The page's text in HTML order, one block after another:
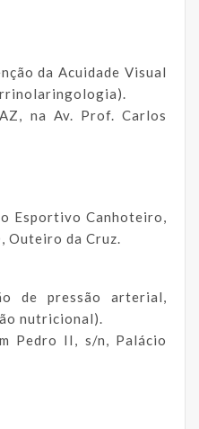
da Acuidade Visual
na Av. Prof. Carlos
Esportivo Canhoteiro,
Outeiro da Cruz.
de pressão arterial,
nutricional).
Pedro II, s/n, Palácio